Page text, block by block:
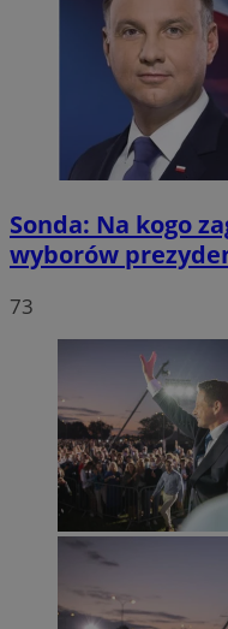
Sonda: Na kogo
wyborów
73